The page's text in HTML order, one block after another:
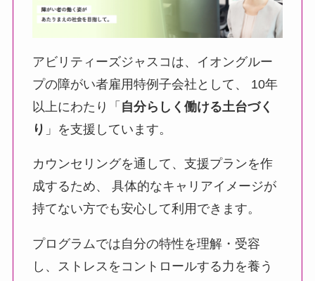
アビリティーズジャスコは、イオングルー
プの障がい者雇用特例子会社として、 10年
以上にわたり「 自分らしく働ける土台づく
り 」を支援しています。
カウンセリングを通して、支援プランを作
成するため、 具体的なキャリアイメージが
持てない方でも安心して利用できます。
プログラムでは自分の特性を理解・受容
し、ストレスをコントロールする力を養う